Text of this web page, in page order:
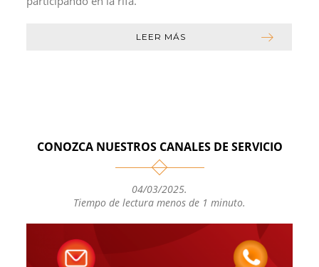
LEER MÁS
CONOZCA NUESTROS CANALES DE SERVICIO
04/03/2025.
Tiempo de lectura menos de 1 minuto.